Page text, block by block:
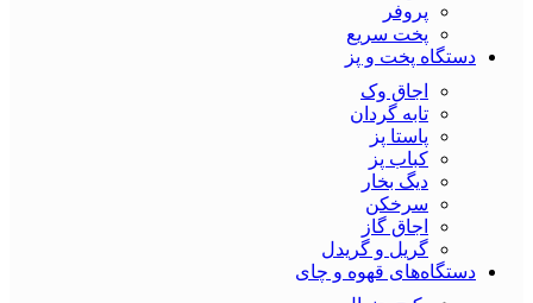
پروفر
پخت سریع
دستگاه‌ پخت و پز
اجاق وک
تابه گردان
پاستا پز
کباب پز
دیگ بخار
سرخکن
اجاق گاز
گریل و گریدل
دستگاه‌های قهوه و چای